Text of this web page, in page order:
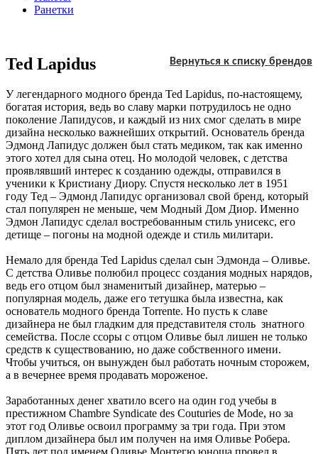
Ранетки
Ted Lapidus Вернуться к списку брендов
У легендарного модного бренда Ted Lapidus, по-настоящему,
богатая история, ведь во славу марки потрудилось не одно
поколение Лапидусов, и каждый из них смог сделать в мире
дизайна несколько важнейших открытий. Основатель бренда
Эдмонд Лапидус должен был стать медиком, так как именно
этого хотел для сына отец. Но молодой человек, с детства
проявлявший интерес к созданию одежды, отправился в
ученики к Кристиану Диору. Спустя несколько лет в 1951
году Тед – Эдмонд Лапидус организовал свой бренд, который
стал популярен не меньше, чем Модный Дом Диор. Именно
Эдмон Лапидус сделал востребованным стиль унисекс, его
детище – погоны на модной одежде и стиль милитари.
Немало для бренда Ted Lapidus сделал сын Эдмонда – Оливье.
С детства Оливье полюбил процесс создания модных нарядов,
ведь его отцом был знаменитый дизайнер, матерью –
популярная модель, даже его тетушка была известна, как
основатель модного бренда Torrente. Но пусть к славе
дизайнера не был гладким для представителя столь знатного
семейства. После ссоры с отцом Оливье был лишен не только
средств к существованию, но даже собственного имени.
Чтобы учиться, он вынужден был работать ночным сторожем,
а в вечернее время продавать мороженое.
Заработанных денег хватило всего на один год учебы в
престижном Chambre Syndicate des Couturies de Mode, но за
этот год Оливье освоил программу за три года. При этом
диплом дизайнера был им получен на имя Оливье Робера.
Пять лет под именем Оливье Монтегю юноша провел в